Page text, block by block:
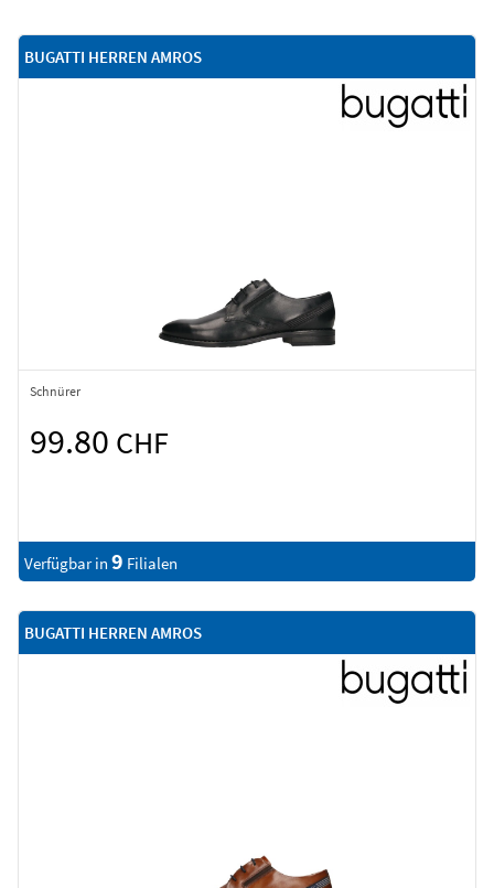
BUGATTI HERREN AMROS
Schnürer
99.80 CHF
Verfügbar in 9 Filialen
BUGATTI HERREN AMROS